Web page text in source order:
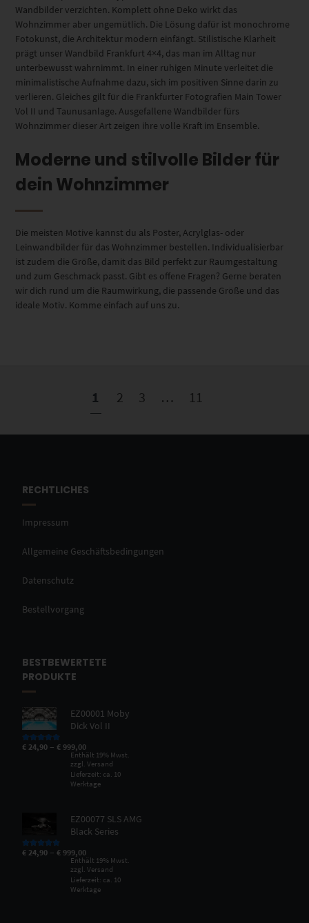
Wandbilder verzichten. Komplett ohne Deko wirkt das
Wohnzimmer aber ungemütlich. Die Lösung dafür ist monochrome
Fotokunst, die Architektur modern einfängt. Stilistische Klarheit
prägt unser Wandbild Frankfurt 4×4, das man im Alltag nur
unterbewusst wahrnimmt. In einer ruhigen Minute verleitet die
minimalistische Aufnahme dazu, sich im positiven Sinne darin zu
verlieren. Gleiches gilt für die Frankfurter Fotografien Main Tower
Vol II und Taunusanlage. Ausgefallene Wandbilder fürs
Wohnzimmer dieser Art zeigen ihre volle Kraft im Ensemble.
Moderne und stilvolle Bilder für
dein Wohnzimmer
Die meisten Motive kannst du als Poster, Acrylglas- oder
Leinwandbilder für das Wohnzimmer bestellen. Individualisierbar
ist zudem die Größe, damit das Bild perfekt zur Raumgestaltung
und zum Geschmack passt. Gibt es offene Fragen? Gerne beraten
wir dich rund um die Raumwirkung, die passende Größe und das
ideale Motiv. Komme einfach auf uns zu.
1 2 3 … 11
RECHTLICHES
Impressum
Allgemeine Geschäftsbedingungen
Datenschutz
Bestellvorgang
BESTBEWERTETE
PRODUKTE
EZ00001 Moby
Dick Vol II
Bewertet mit
von 5
€ 24,90 –€ 999,00
Enthält 19% Mwst.
zzgl.Versand
Lieferzeit: ca. 10
Werktage
EZ00077 SLS AMG
Black Series
Bewertet mit
von 5
€ 24,90 –€ 999,00
Enthält 19% Mwst.
zzgl.Versand
Lieferzeit: ca. 10
Werktage